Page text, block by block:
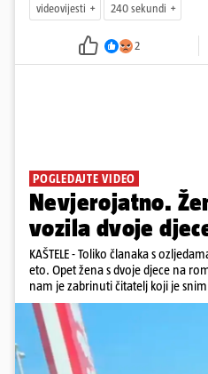
videovijesti 240 sekundi
2
POGLEDAJTE VIDEO
Nevjerojatno.
vozila dvoje
KAŠTELE - Toliko članaka s
eto. Opet žena s dvoje djece na
nam je zabrinuti čitatelj koji je
romobilu u četvrtak prijepodne
pol od smrti dječaka (14) u
odnio je još jedan mladi život.
Zagreb, u ponedjeljak maloljetnik
zadobivenima u padu s romobila.